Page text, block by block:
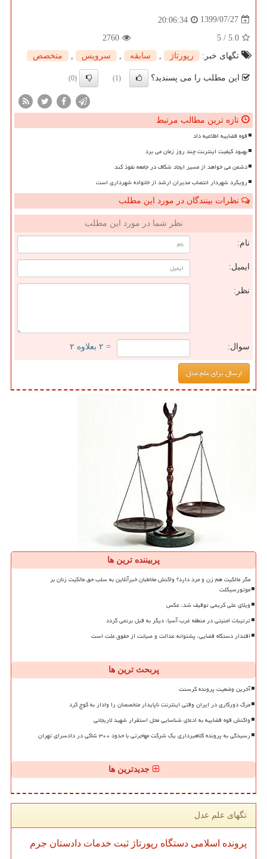
1399/07/27
20:06:34
5.0
/
5
2760
تگهای خبر:
رپورتاژ سابقه سرویس متخصص
این مطلب را می پسندید؟ (1)
(0)
تازه ترین مطالب مرتبط
قوه قضاییه اطلاعیه داد
بهبود کیفیت اینترنت چند روز زمان می برد
دشمن می خواهد از مسیر ایجاد شکاف در جامعه نفوذ کند
رویکرد شهردار انتصاب مدیران ارشد از خانواده شهرداری است
نظرات بینندگان در مورد این مطلب
نظر شما در مورد این مطلب
نام:
ایمیل:
نظر:
سوال: = ۲ بعلاوه ۲
پربیننده ترین ها
مگر مالکیت هم زن و مرد دارد؟ واکنش مخاطبان خبرآنلاین به سلب حق مالکیت زنان بر
موتورسیکلت
ویلای علی کریمی توقیف شد، عکس
ترتیبات امنیتی در منطقه غرب آسیا، دیگر به قبل برنمی گردد
اقتدار دستگاه قضایی، پشتوانه عدالت و صیانت از حقوق ملت است
پربحث ترین ها
آخرین وضعیت پرونده کرسنت
مرگ دورکاری در ایران وقتی اینترنت ناپایدار متخصصان را وادار به کوچ کرد
واکنش قوه قضاییه به ادعای شناسایی محل استقرار شهید لاریجانی
رسیدگی به پرونده کلاهبرداری یک شرکت مهاجرتی با حدود ۳۰۰ شاکی در دادسرای تهران
جدیدترین ها
تگهای علم عدل
پرونده اسلامی دستگاه رپورتاژ ثبت خدمات دادستان جرم